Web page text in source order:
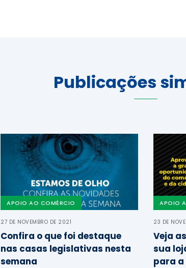
Publicações
APOIO AO COMÉRCIO
27 DE NOVEMBRO DE 2021
Confira o que foi destaque
nas casas legislativas nesta
semana
APOIO
23 DE
Veja
sua
para a